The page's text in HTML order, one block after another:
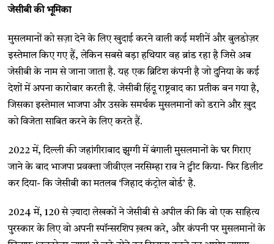
जेसीबी की भूमिका
मुसलमानों को सज़ा देने के लिए खुदाई करने वाली कई मशीनें और बुलडोज़र
इस्तेमाल किए गए हैं, लेकिन सबसे बड़ा हथियार वह ब्रांड रहा है जिसे अब
जेसीबी के नाम से जाना जाता है. यह एक ब्रिटिश कंपनी है जो दुनिया के कई
देशों में अपना कारोबार करती है. जेसीबी हिंदू राष्ट्रवाद का प्रतीक बन गया है,
जिसका इस्तेमाल भाजपा और उसके समर्थक मुसलमानों को डराने और ख़ुद
को विजेता साबित करने के लिए करते हैं.
2022 में, दिल्ली की जहांगीराबाद झुग्गी में बंगाली मुसलमानों के घर गिराए
जाने के बाद भाजपा प्रवक्ता जीवीएल नरसिम्हा राव ने ट्वीट किया- फिर डिलीट
कर दिया- कि जेसीबी का मतलब ‘जिहाद कंट्रोल बोर्ड’ है.
2024 में, 120 से ज़्यादा लेखकों ने जेसीबी से अपील की कि वो एक साहित्य
पुरस्कार के लिए वो अपनी स्पॉन्सरशिप ख़त्म करे, और कंपनी पर मुसलमानों के